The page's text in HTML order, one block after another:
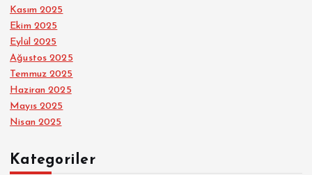
Kasım 2025
Ekim 2025
Eylül 2025
Ağustos 2025
Temmuz 2025
Haziran 2025
Mayıs 2025
Nisan 2025
Kategoriler